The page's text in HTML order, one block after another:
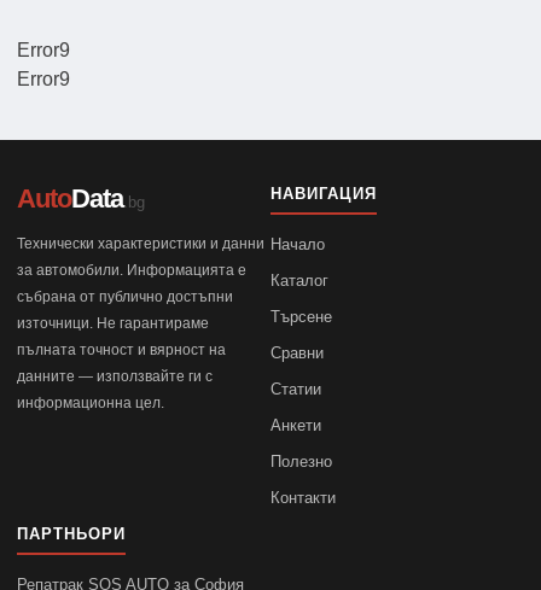
Error9
Error9
AutoData.bg
Технически характеристики и данни
за автомобили. Информацията е
събрана от публично достъпни
източници. Не гарантираме
пълната точност и вярност на
данните — използвайте ги с
информационна цел.
НАВИГАЦИЯ
Начало
Каталог
Търсене
Сравни
Статии
Анкети
Полезно
Контакти
ПАРТНЬОРИ
Репатрак SOS AUTO за София